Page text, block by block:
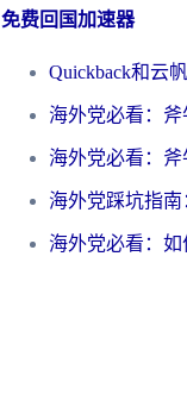
免费回国加速器